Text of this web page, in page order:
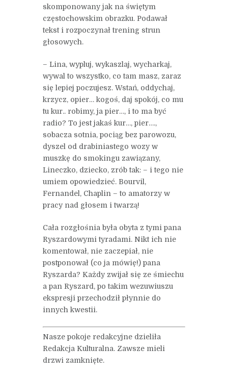
skomponowany jak na świętym
częstochowskim obrazku. Podawał
tekst i rozpoczynał trening strun
głosowych.
– Lina, wypluj, wykaszlaj, wycharkaj,
wywal to wszystko, co tam masz, zaraz
się lepiej poczujesz. Wstań, oddychaj,
krzycz, opier… kogoś, daj spokój, co mu
tu kur.. robimy, ja pier…, i to ma być
radio? To jest jakaś kur…, pier….,
sobacza sotnia, pociąg bez parowozu,
dyszel od drabiniastego wozy w
muszkę do smokingu zawiązany,
Lineczko, dziecko, zrób tak: – i tego nie
umiem opowiedzieć. Bourvil,
Fernandel, Chaplin – to amatorzy w
pracy nad głosem i twarzą!
Cała rozgłośnia była obyta z tymi pana
Ryszardowymi tyradami. Nikt ich nie
komentował, nie zaczepiał, nie
postponował (co ja mówię!) pana
Ryszarda? Każdy zwijał się ze śmiechu
a pan Ryszard, po takim wezuwiuszu
ekspresji przechodził płynnie do
innych kwestii.
Nasze pokoje redakcyjne dzieliła
Redakcja Kulturalna. Zawsze mieli
drzwi zamknięte.